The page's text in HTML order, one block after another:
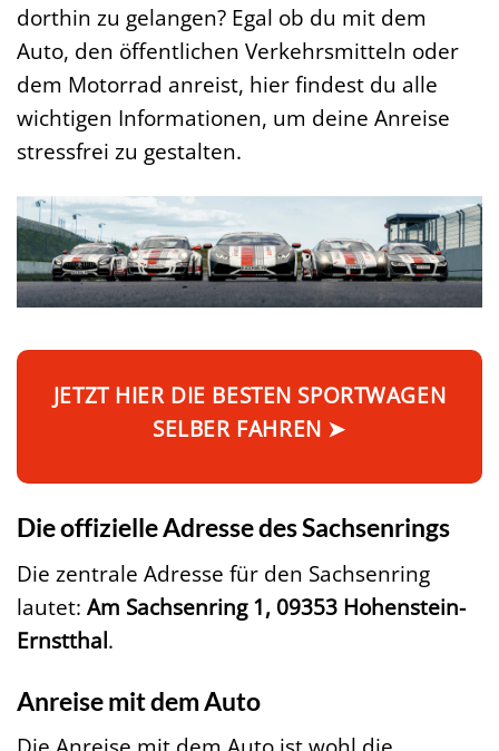
dorthin zu gelangen? Egal ob du mit dem
Auto, den öffentlichen Verkehrsmitteln oder
dem Motorrad anreist, hier findest du alle
wichtigen Informationen, um deine Anreise
stressfrei zu gestalten.
JETZT HIER DIE BESTEN SPORTWAGEN
SELBER FAHREN ➤
Die offizielle Adresse des Sachsenrings
Die zentrale Adresse für den Sachsenring
lautet: Am Sachsenring 1, 09353 Hohenstein-
Ernstthal.
Anreise mit dem Auto